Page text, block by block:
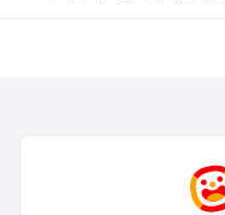
三次・庄原・三段峡・世